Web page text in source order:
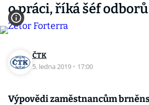
o práci, říká šéf odborů
ČTK
5. ledna 2019 · 17:00
Výpovědi zaměstnancům